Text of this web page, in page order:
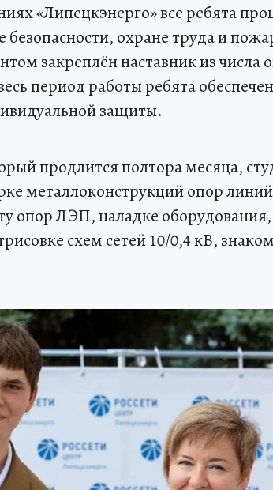
«Липецкэнерго» все ребята
охране труда и
закреплён наставник из числа
период работы ребята
защиты.
продлится полтора месяца,
металлоконструкций опор линий
опор ЛЭП, наладке
схем сетей 10/0,4 кВ,